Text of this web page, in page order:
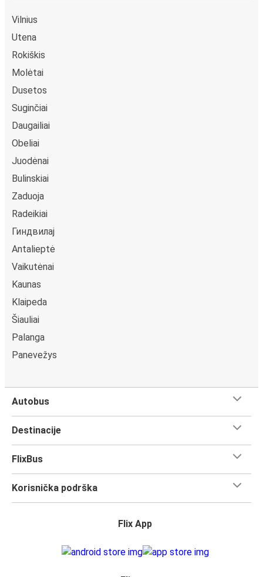
Vilnius
Utena
Rokiškis
Molėtai
Dusetos
Suginčiai
Daugailiai
Obeliai
Juodėnai
Bulinskiai
Zaduoja
Radeikiai
Гиндвилај
Antalieptė
Vaikutėnai
Kaunas
Klaipeda
Šiauliai
Palanga
Panevežys
Autobus
Destinacije
FlixBus
Korisnička podrška
Flix App